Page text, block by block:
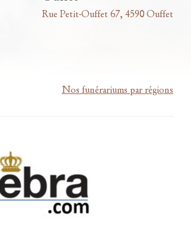
Rue Petit-Ouffet 67, 4590 Ouffet
Nos funérariums par régions